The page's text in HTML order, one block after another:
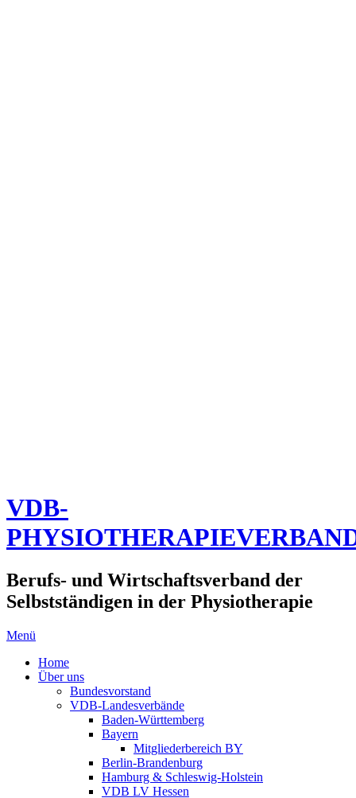
VDB-
Berufs- und Wirtschaftsverband der
Selbstständigen in der Physiotherapie
Menü
Home
Über uns
Bundesvorstand
VDB-Landesverbände
Baden-Württemberg
Bayern
Mitgliederbereich BY
Berlin-Brandenburg
Hamburg & Schleswig-Holstein
VDB LV Hessen